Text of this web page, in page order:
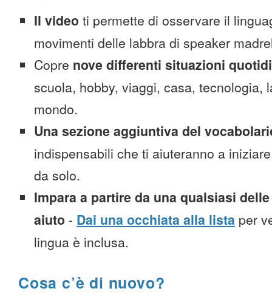
Il video ti permette di osservare il
movimenti delle labbra di speaker
Copre nove differenti situazioni
scuola, hobby, viaggi, casa, tecnologia,
mondo.
Una sezione aggiuntiva del
indispensabili che ti aiuteranno a
da solo.
Impara a partire da una qualsiasi
aiuto - Dai una occhiata alla lista per
lingua è inclusa.
Cosa c’è di nuovo?